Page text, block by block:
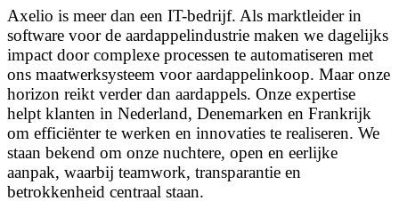
Axelio is meer dan een IT-bedrijf. Als marktleider in
software voor de aardappelindustrie maken we dagelijks
impact door complexe processen te automatiseren met
ons maatwerksysteem voor aardappelinkoop. Maar onze
horizon reikt verder dan aardappels. Onze expertise
helpt klanten in Nederland, Denemarken en Frankrijk
om efficiënter te werken en innovaties te realiseren. We
staan bekend om onze nuchtere, open en eerlijke
aanpak, waarbij teamwork, transparantie en
betrokkenheid centraal staan.